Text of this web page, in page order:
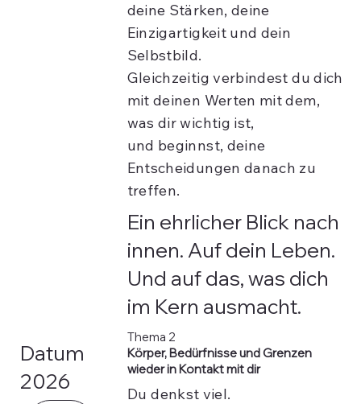
deine Stärken, deine
Einzigartigkeit und dein
Selbstbild.
Gleichzeitig verbindest du dich
mit deinen Werten mit dem,
was dir wichtig ist,
und beginnst, deine
Entscheidungen danach zu
treffen.
Ein ehrlicher Blick nach
innen. Auf dein Leben.
Und auf das, was dich
im Kern ausmacht.
Datum
2026
Thema 2
Körper, Bedürfnisse und Grenzen
wieder in Kontakt mit dir
Du denkst viel.